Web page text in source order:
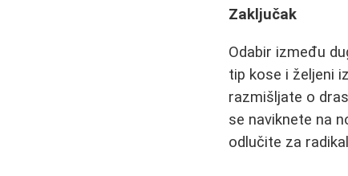
Zaključak
Odabir između
tip kose i željeni
razmišljate o
se naviknete na
odlučite za